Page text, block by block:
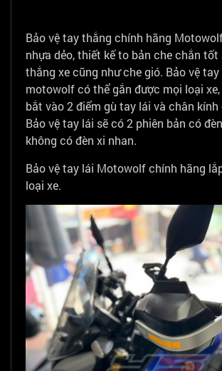
Bảo vệ tay thắng chính hãng
nhựa dẻo, thiết kế to bản che chắn tốt
thắng xe cũng như che gió. Bảo vệ
motowolf có thể gắn được mọi loại
bắt vào 2 điểm gù tay lái và chân kính
Bảo vệ tay lái sẽ có 2 phiên bản có
không có đèn xi nhan.
Bảo vệ tay lái Motowolf chính hãng
loại xe.